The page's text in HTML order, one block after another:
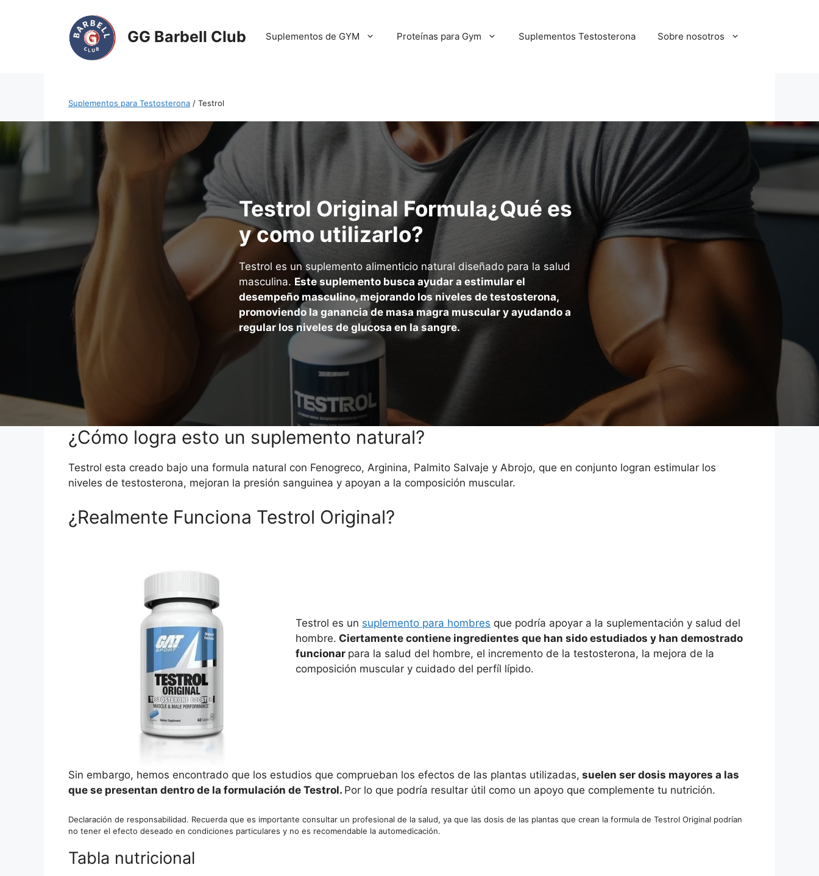
GG Barbell Club Suplementos de GYM Proteínas para Gym Suplementos Testosterona Sobre nosotros
Suplementos para Testosterona / Testrol
Testrol Original Formula¿Qué es
y como utilizarlo?
Testrol es un suplemento alimenticio natural diseñado para la salud
masculina. Este suplemento busca ayudar a estimular el
desempeño masculino, mejorando los niveles de testosterona,
promoviendo la ganancia de masa magra muscular y ayudando a
regular los niveles de glucosa en la sangre.
¿Cómo logra esto un suplemento natural?
Testrol esta creado bajo una formula natural con Fenogreco, Arginina, Palmito Salvaje y Abrojo, que en conjunto logran estimular los
niveles de testosterona, mejoran la presión sanguinea y apoyan a la composición muscular.
¿Realmente Funciona Testrol Original?
Testrol es un suplemento para hombres que podría apoyar a la suplementación y salud del
hombre. Ciertamente contiene ingredientes que han sido estudiados y han demostrado
funcionar para la salud del hombre, el incremento de la testosterona, la mejora de la
composición muscular y cuidado del perfíl lípido.
Sin embargo, hemos encontrado que los estudios que comprueban los efectos de las plantas utilizadas, suelen ser dosis mayores a las
que se presentan dentro de la formulación de Testrol. Por lo que podría resultar útil como un apoyo que complemente tu nutrición.
Declaración de responsabilidad. Recuerda que es importante consultar un profesional de la salud, ya que las dosis de las plantas que crean la formula de Testrol Original podrían
no tener el efecto deseado en condiciones particulares y no es recomendable la automedicación.
Tabla nutricional